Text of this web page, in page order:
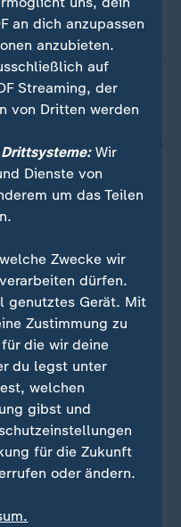
geschaut hat, dem
Schauspiel:
Farben - sogar bis
hat: Auch in den
das Spektakel am
Süden zu sehen
an dich anzupassen
anzubieten.
auf
Streaming, der
von Dritten werden
Wir
Dienste von
um das Teilen
Zwecke wir
dürfen.
genutztes Gerät. Mit
Zustimmung zu
die wir deine
du legst unter
welchen
gibst und
für die Zukunft
oder ändern.